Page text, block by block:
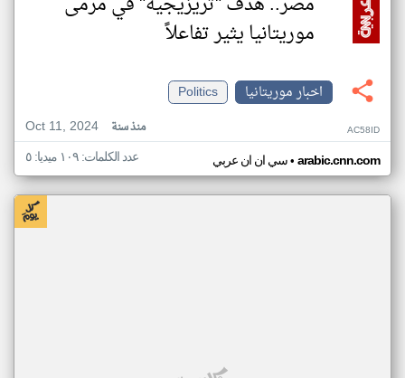
موريتانيا يثير تفاعلاً
اخبار موريتانيا
Politics
Oct 11, 2024
منذ سنة AC58ID
سي ان ان عربي• arabic.cnn.com عدد الكلمات: ١٠٩ ميديا: ٥